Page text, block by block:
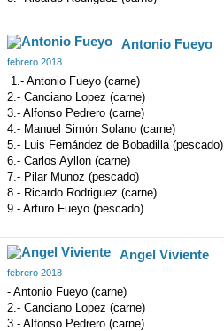
Antonio Fueyo
febrero 2018
1.- Antonio Fueyo (carne)
2.- Canciano Lopez (carne)
3.- Alfonso Pedrero (carne)
4.- Manuel Simón Solano (carne)
5.- Luis Fernández de Bobadilla (pescado)
6.- Carlos Ayllon (carne)
7.- Pilar Munoz (pescado)
8.- Ricardo Rodriguez (carne)
9.- Arturo Fueyo (pescado)
Angel Viviente
febrero 2018
- Antonio Fueyo (carne)
2.- Canciano Lopez (carne)
3.- Alfonso Pedrero (carne)